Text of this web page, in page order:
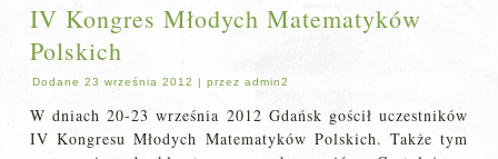
IV Kongres Młodych Matematyków
Polskich
Dodane 23 września 2012 |przez admin2
W dniach 20-23 września 2012 Gdańsk gościł uczestników
IV Kongresu Młodych Matematyków Polskich. Także tym